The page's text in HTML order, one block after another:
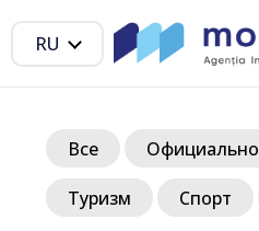
RU
Все Официально
Туризм Спорт